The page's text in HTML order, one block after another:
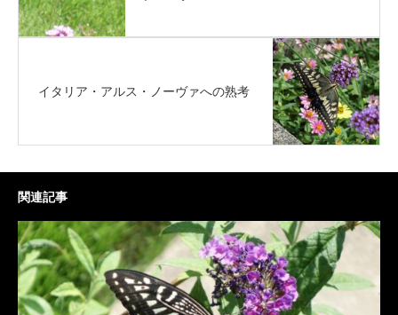
イタリア・アルス・ノーヴァへの熟考
関連記事